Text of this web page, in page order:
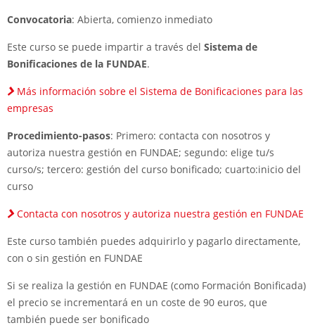
Convocatoria: Abierta, comienzo inmediato
Este curso se puede impartir a través del Sistema de
Bonificaciones de la FUNDAE.
Más información sobre el Sistema de Bonificaciones para las
empresas
Procedimiento-pasos: Primero: contacta con nosotros y
autoriza nuestra gestión en FUNDAE; segundo: elige tu/s
curso/s; tercero: gestión del curso bonificado; cuarto:inicio del
curso
Contacta con nosotros y autoriza nuestra gestión en FUNDAE
Este curso también puedes adquirirlo y pagarlo directamente,
con o sin gestión en FUNDAE
Si se realiza la gestión en FUNDAE (como Formación Bonificada)
el precio se incrementará en un coste de 90 euros, que
también puede ser bonificado